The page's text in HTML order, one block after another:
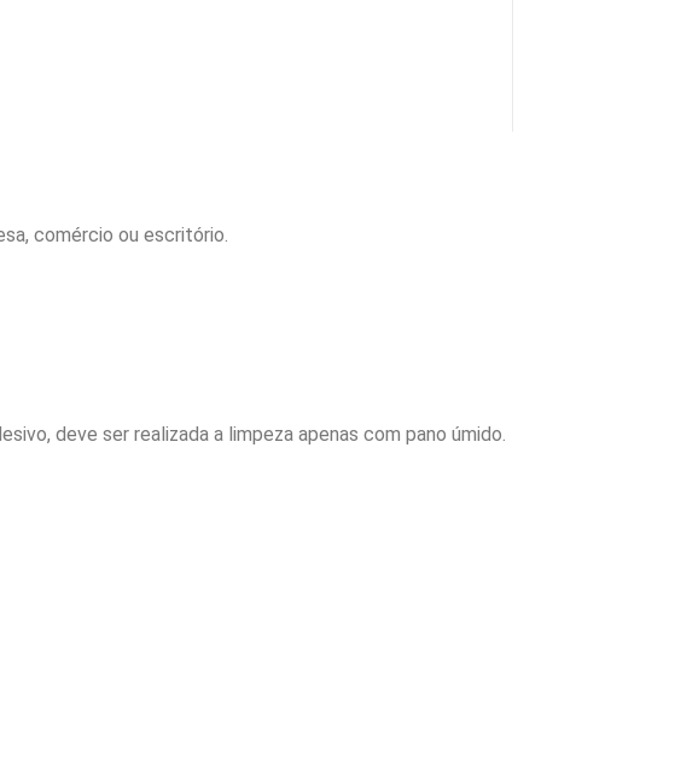
comércio ou escritório.
deve ser realizada a limpeza apenas com pano úmido.